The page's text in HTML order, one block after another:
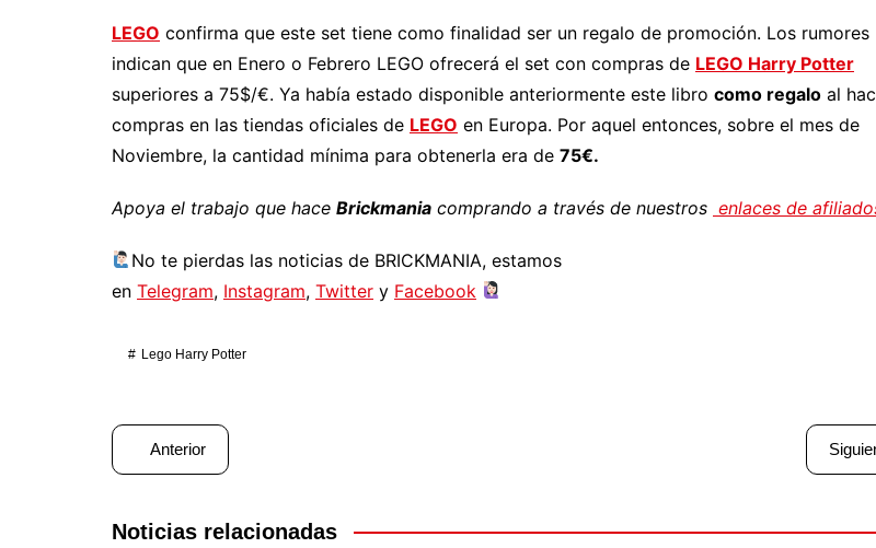
LEGO confirma que este set tiene como finalidad ser un regalo de promoción. Los rumores
indican que en Enero o Febrero LEGO ofrecerá el set con compras de LEGO Harry Potter
superiores a 75$/€. Ya había estado disponible anteriormente este libro como regalo al
compras en las tiendas oficiales de LEGO en Europa. Por aquel entonces, sobre el mes de
Noviembre, la cantidad mínima para obtenerla era de 75€.
Apoya el trabajo que hace Brickmania comprando a través de nuestros enlaces de
No te pierdas las noticias de BRICKMANIA, estamos
en Telegram, Instagram, Twitter y Facebook
Lego Harry Potter
Navegación
de
entradas
Anterior
Noticias relacionadas